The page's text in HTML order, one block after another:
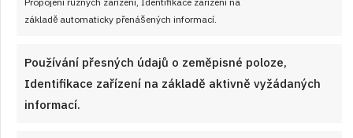
základě automaticky přenášených informací.
Používání přesných údajů o zeměpisné poloze,
Identifikace zařízení na základě aktivně vyžádaných
informací.
Právě jsme uvařili